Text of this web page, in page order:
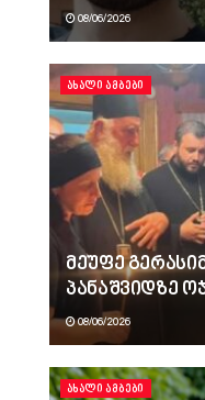
08/06/2026
ᲐᲮᲐᲚᲘ ᲐᲛᲑᲔᲑᲘ
მეუფე
პანაშვიდზე
08/06/2026
ᲐᲮᲐᲚᲘ ᲐᲛᲑᲔᲑᲘ